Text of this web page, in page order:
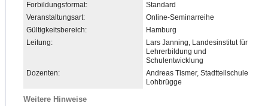
Forbildungsformat:
Standard
Veranstaltungsart:
Online-Seminarreihe
Gültigkeitsbereich:
Hamburg
Leitung:
Lars Janning, Landesinstitut für
Lehrerbildung und
Schulentwicklung
Dozenten:
Andreas Tismer, Stadtteilschule
Lohbrügge
Weitere Hinweise